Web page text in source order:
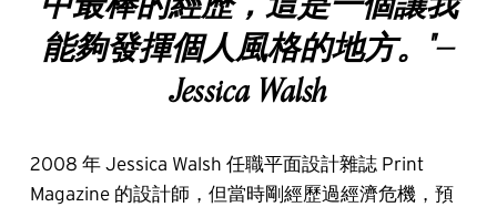
能夠發揮個人風格的地方。"—
Jessica Walsh
2008 年 Jessica Walsh 任職平面設計雜誌 Print
Magazine 的設計師，但當時剛經歷過經濟危機，預